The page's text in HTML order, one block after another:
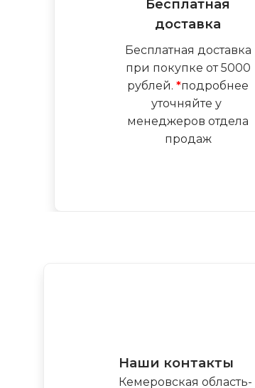
Бесплатная
доставка
Бесплатная доставка
при покупке от 5000
рублей.*подробнее
уточняйте у
менеджеров отдела
продаж
Наши контакты
Кемеровская область-